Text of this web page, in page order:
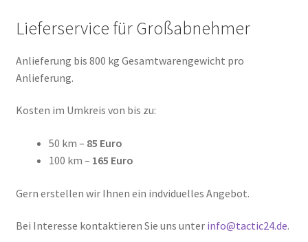
Lieferservice für Großabnehmer
Anlieferung bis 800 kg Gesamtwarengewicht pro
Anlieferung.
Kosten im Umkreis von bis zu:
50 km – 85 Euro
100 km – 165 Euro
Gern erstellen wir Ihnen ein indviduelles Angebot.
Bei Interesse kontaktieren Sie uns unter info@tactic24.de.